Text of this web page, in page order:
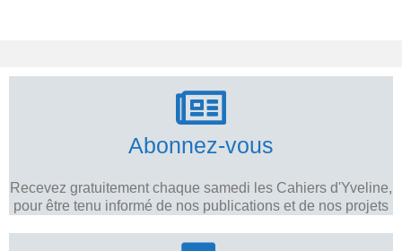
Abonnez-vous
Recevez gratuitement chaque samedi les Cahiers d'Yveline,
pour être tenu informé de nos publications et de nos projets